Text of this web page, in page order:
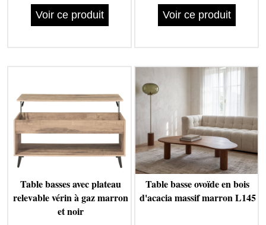
Voir ce produit
Voir ce produit
Table basses avec plateau
relevable vérin à gaz marron
et noir
Table basse ovoïde en bois
d'acacia massif marron L145